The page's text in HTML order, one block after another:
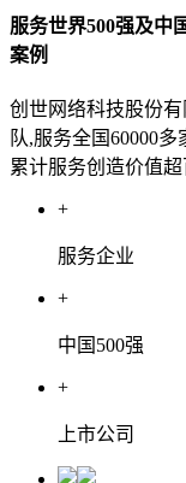
服务世界500强及中
案例
创世网络科技股份有
队,服务全国60000多
累计服务创造价值超
+
服务企业
+
中国500强
+
上市公司